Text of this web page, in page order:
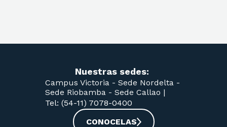
Nuestras sedes:
Campus Victoria - Sede Nordelta -
Sede Riobamba - Sede Callao |
Tel: (54-11) 7078-0400
CONOCELAS